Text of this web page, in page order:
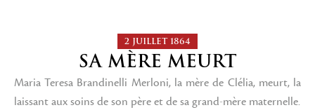
2 JUILLET 1864
SA MÈRE MEURT
Maria Teresa Brandinelli Merloni, la mère de Clélia, meurt, la
laissant aux soins de son père et de sa grand-mère maternelle.